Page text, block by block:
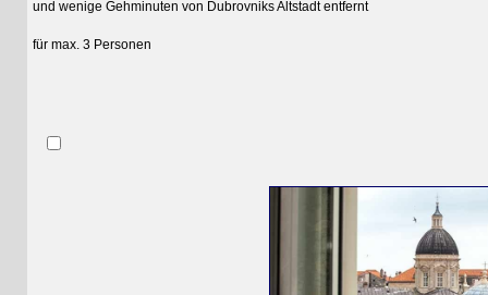
und wenige Gehminuten von Dubrovniks Altstadt entfernt
für max. 3 Personen